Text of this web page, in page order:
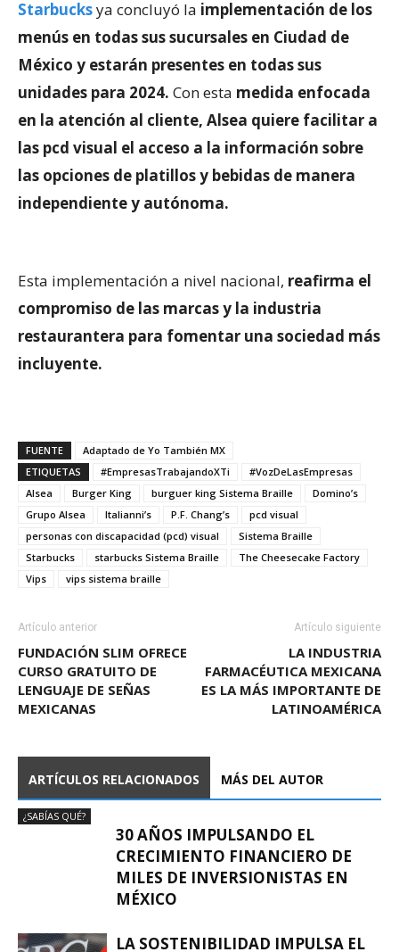
Starbucksya concluyó la implementación de los
menús en todas sus sucursales en Ciudad de
México y estarán presentes en todas sus
unidades para 2024. Con esta medida enfocada
en la atención al cliente, Alsea quiere facilitar a
las pcd visual el acceso a la información sobre
las opciones de platillos y bebidas de manera
independiente y autónoma.
Esta implementación a nivel nacional, reafirma el
compromiso de las marcas y la industria
restaurantera para fomentar una sociedad más
incluyente.
FUENTE
Adaptado de Yo También MX
ETIQUETAS
#EmpresasTrabajandoXTi
#VozDeLasEmpresas
Alsea
Burger King burguer king Sistema Braille
Domino’s
Grupo Alsea
Italianni’s P.F. Chang’s
pcd visual
personas con discapacidad (pcd) visual
Sistema Braille
Starbucks
starbucks Sistema Braille
The Cheesecake Factory
Vips
vips sistema braille
Artículo anterior
FUNDACIÓN SLIM OFRECE
CURSO GRATUITO DE
LENGUAJE DE SEÑAS
MEXICANAS
Artículo siguiente
LA INDUSTRIA
FARMACÉUTICA MEXICANA
ES LA MÁS IMPORTANTE DE
LATINOAMÉRICA
ARTÍCULOS RELACIONADOS MÁS DEL AUTOR
¿SABÍAS QUÉ?
30 AÑOS IMPULSANDO EL
CRECIMIENTO FINANCIERO DE
MILES DE INVERSIONISTAS EN
MÉXICO
LA SOSTENIBILIDAD IMPULSA EL